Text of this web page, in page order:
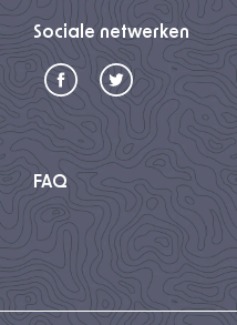
Sociale netwerken
FAQ